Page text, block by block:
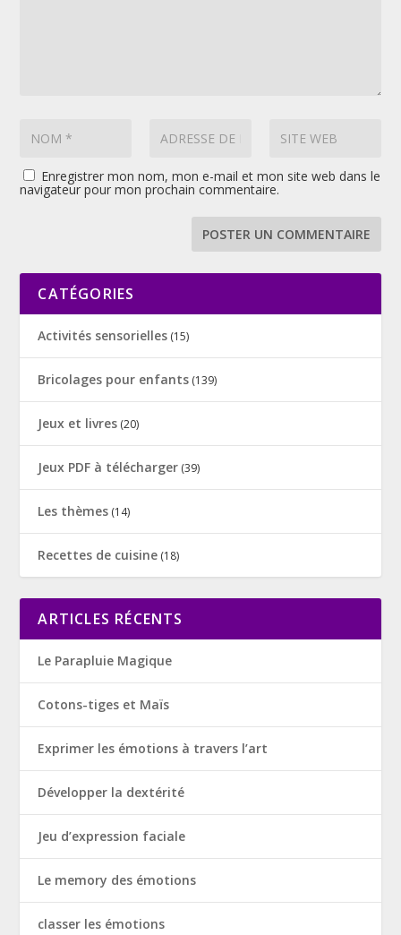
Enregistrer mon nom, mon e-mail et mon site web dans le
navigateur pour mon prochain commentaire.
CATÉGORIES
Activités sensorielles (15)
Bricolages pour enfants (139)
Jeux et livres (20)
Jeux PDF à télécharger (39)
Les thèmes (14)
Recettes de cuisine (18)
ARTICLES RÉCENTS
Le Parapluie Magique
Cotons-tiges et Maïs
Exprimer les émotions à travers l’art
Développer la dextérité
Jeu d’expression faciale
Le memory des émotions
classer les émotions